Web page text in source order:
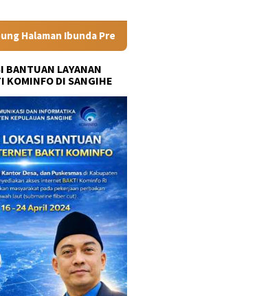
Labkesmas Minahasa Segera Beroperasi,
BANTUAN LAYANAN
KOMINFO DI SANGIHE